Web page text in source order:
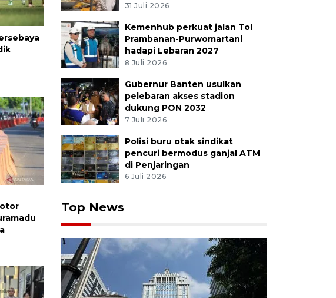
31 Juli 2026
Kemenhub perkuat jalan Tol
Prambanan-Purwomartani
hadapi Lebaran 2027
8 Juli 2026
Gubernur Banten usulkan
pelebaran akses stadion
dukung PON 2032
7 Juli 2026
Polisi buru otak sindikat
pencuri bermodus ganjal ATM
di Penjaringan
6 Juli 2026
Top News